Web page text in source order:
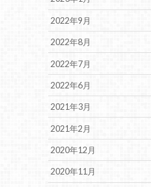
2022年9月
2022年8月
2022年7月
2022年6月
2021年3月
2021年2月
2020年12月
2020年11月